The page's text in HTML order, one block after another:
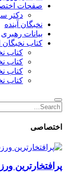
صفحات
دکتر
نخبگان آینده
بیانات رهبری
کتاب نخبگان
کتاب
کتاب
کتاب
کتاب
Search
for:
Search
اختصاصی
پرافتخارترین